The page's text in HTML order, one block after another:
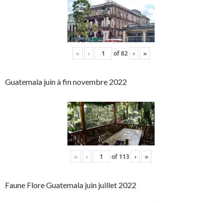
« ‹ of82 › »
Guatemala juin à fin novembre 2022
« ‹ of 113 › »
Faune Flore Guatemala juin juillet 2022